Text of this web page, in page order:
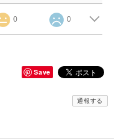
0 0
Save
通報する